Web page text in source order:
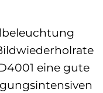
eine gute